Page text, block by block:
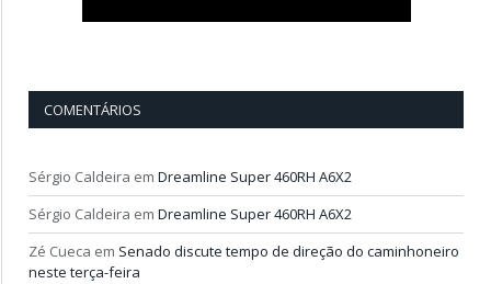
COMENTÁRIOS
Sérgio Caldeira em Dreamline Super 460RH A6X2
Sérgio Caldeira em Dreamline Super 460RH A6X2
Zé Cueca em Senado discute tempo de direção do caminhoneiro
neste terça-feira